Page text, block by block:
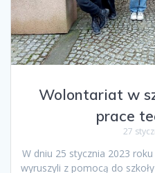
Wolontariat w
prace
27
W dniu 25 stycznia 2023
wyruszyli z pomocą do